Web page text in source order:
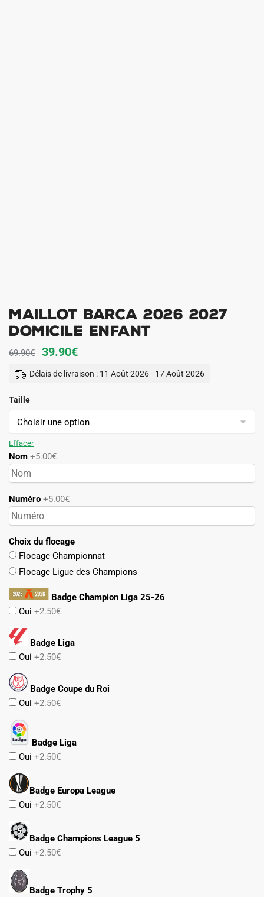
Maillot Barca 2026 2027
Domicile Enfant
69.90€
Le
prix
69.90€.
39.90€Le
prix
39.90€.
Délais de livraison : 11 Août 2026 - 17 Août 2026
Taille
Effacer
Nom +5.00€
Numéro +5.00€
Choix du flocage
Flocage Championnat
Flocage Ligue des Champions
Badge Champion Liga 25-26
Oui +2.50€
Badge Liga
Oui +2.50€
Badge Coupe du Roi
Oui +2.50€
Badge Liga
Oui +2.50€
Badge Europa League
Oui +2.50€
Badge Champions League 5
Oui +2.50€
Badge Trophy 5